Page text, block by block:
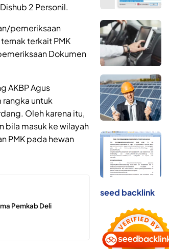
2 Personil.
pemeriksaan
terkait PMK
Dokumen
AKBP Agus
rangka untuk
Oleh karena itu,
bila masuk ke wilayah
PMK pada hewan
Pemkab Deli
seed backlink